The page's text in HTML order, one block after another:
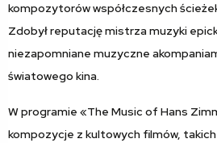
kompozytorów współczesnych
Zdobył reputację mistrza muzyki
niezapomniane muzyczne
światowego kina.
W programie «The Music of Hans
kompozycje z kultowych filmów,